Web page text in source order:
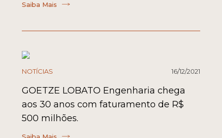
Saiba Mais
NOTÍCIAS 16/12/2021
GOETZE LOBATO Engenharia chega
aos 30 anos com faturamento de R$
500 milhões.